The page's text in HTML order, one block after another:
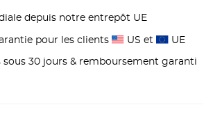
depuis notre entrepôt UE
pour les clients US et UE
sous 30 jours & remboursement garanti